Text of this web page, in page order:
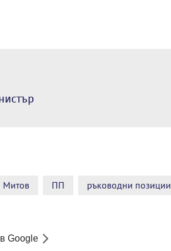
Митов ПП ръководни позиции
Google